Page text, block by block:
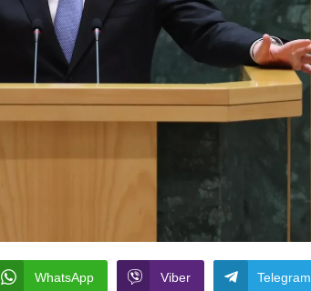
WhatsApp Viber Telegram